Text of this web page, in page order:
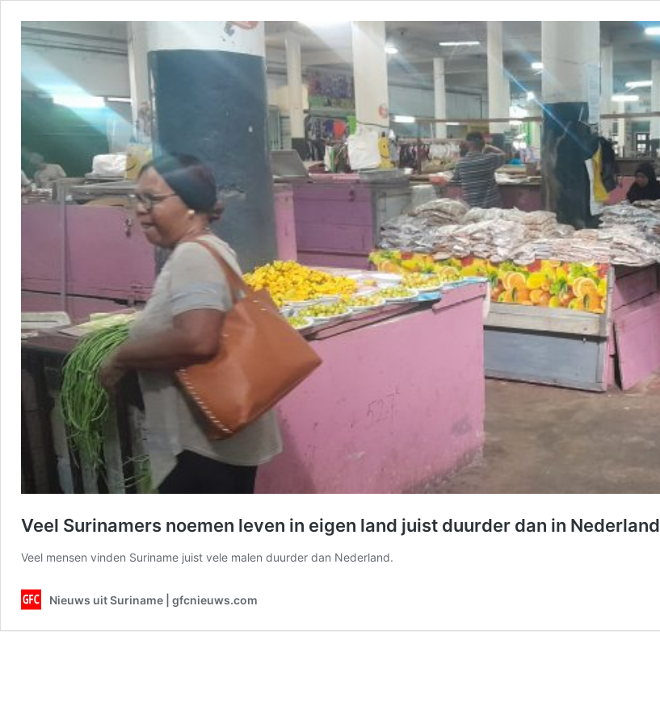
Veel Surinamers noemen leven in eigen land juist duurder dan in Nederland
Veel mensen vinden Suriname juist vele malen duurder dan Nederland.
Nieuws uit Suriname | gfcnieuws.com